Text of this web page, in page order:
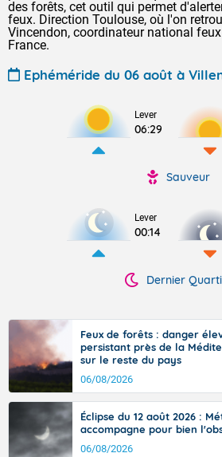
des forêts, cet outil qui permet
feux. Direction Toulouse, où l'on
Vincendon, coordinateur national
France.
Ephéméride du 06 août à
Lever
06:29
Sauveur
Lever
00:14
Dernier
Feux de forêts : danger
persistant près de la
sur le reste du pays
06/08/2026
Éclipse du 12 août 2026 :
accompagne pour bien
06/08/2026